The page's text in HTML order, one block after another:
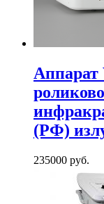
Аппарат
(РФ)
235000 руб.